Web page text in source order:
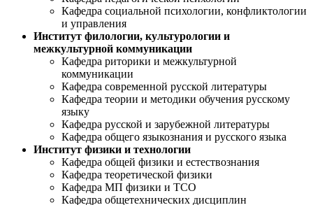
Кафедра социальной психологии, конфликтологии
и управления
Институт филологии, культурологии и
межкультурной коммуникации
Кафедра риторики и межкультурной
коммуникации
Кафедра современной русской литературы
Кафедра теории и методики обучения русскому
языку
Кафедра русской и зарубежной литературы
Кафедра общего языкознания и русского языка
Институт физики и технологии
Кафедра общей физики и естествознания
Кафедра теоретической физики
Кафедра МП физики и ТСО
Кафедра общетехнических дисциплин